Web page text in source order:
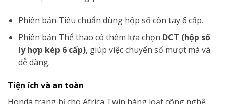
Phiên bản Tiêu chuẩn dùng hộp số côn tay 6 cấp.
Phiên bản Thể thao có thêm lựa chọn DCT (hộp số
ly hợp kép 6 cấp), giúp việc chuyển số mượt mà và
dễ dàng.
Tiện ích và an toàn